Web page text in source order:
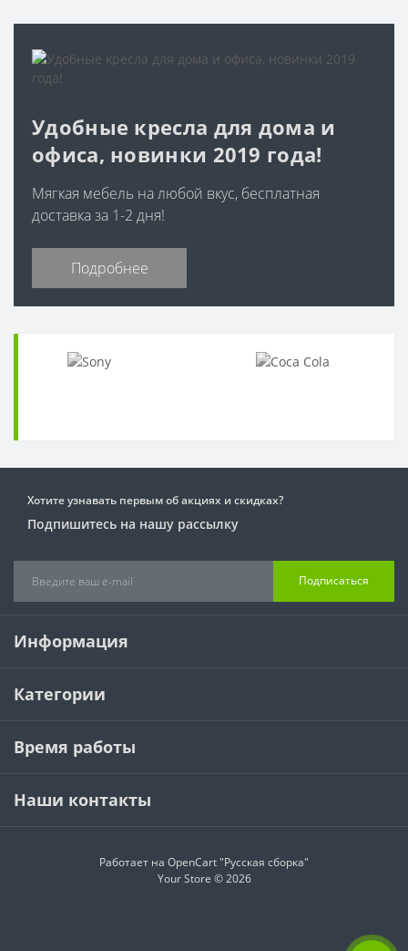
Удобные кресла для дома и
офиса, новинки 2019 года!
Мягкая мебель на любой вкус, бесплатная
доставка за 1-2 дня!
Подробнее
Хотите узнавать первым об акциях и скидках?
Подпишитесь на нашу рассылку
Подписаться
Информация
Категории
Время работы
Наши контакты
Работает на OpenCart "Русская сборка"
Your Store © 2026